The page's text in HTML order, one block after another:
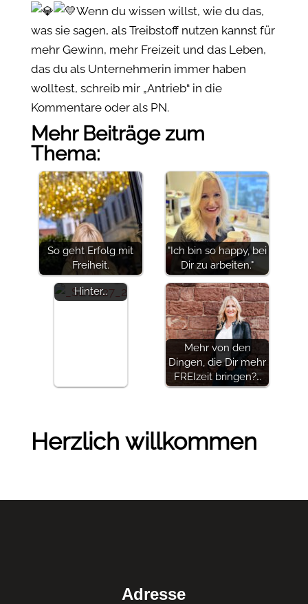
Wenn du wissen willst, wie du das,
was sie sagen, als Treibstoff nutzen kannst für
mehr Gewinn, mehr Freizeit und das Leben,
das du als Unternehmerin immer haben
wolltest, schreib mir „Antrieb“ in die
Kommentare oder als PN.
Mehr Beiträge zum
Thema:
So geht Erfolg mit
Freiheit.
"Ich bin so happy, bei
Dir zu arbeiten."
Geschichten
aus meinem
Arbeitsalltag.
Hinter…
Mehr von den
Dingen, die Dir mehr
FREIzeit bringen?…
Herzlich willkommen
Adresse